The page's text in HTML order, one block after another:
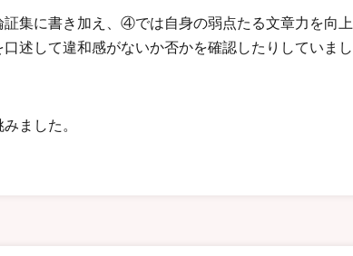
集に書き加え、④では自身の弱点たる文章力を向上
述して違和感がないか否かを確認したりしていまし
ました。